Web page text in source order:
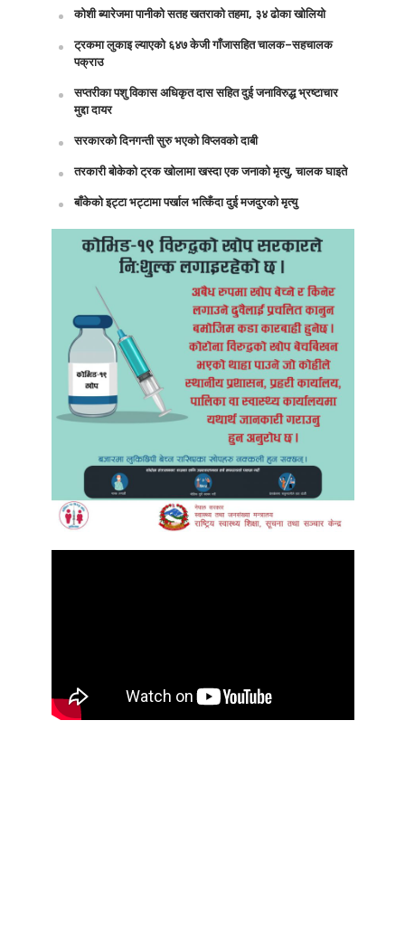
कोशी ब्यारेजमा पानीको सतह खतराको तहमा, ३४ ढोका खोलियो
ट्रकमा लुकाइ ल्याएको ६४७ केजी गाँजासहित चालक–सहचालक
पक्राउ
सप्तरीका पशु विकास अधिकृत दास सहित दुई जनाविरुद्ध भ्रष्टाचार
मुद्दा दायर
सरकारको दिनगन्ती सुरु भएको विप्लवको दाबी
तरकारी बोकेको ट्रक खोलामा खस्दा एक जनाको मृत्यु, चालक घाइते
बाँकेको इट्टा भट्टामा पर्खाल भत्किँदा दुई मजदुरको मृत्यु